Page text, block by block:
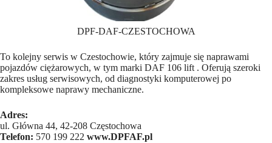
DPF-DAF-CZESTOCHOWA
To kolejny serwis w Czestochowie, który zajmuje się naprawami
pojazdów ciężarowych, w tym marki DAF 106 lift . Oferują szeroki
zakres usług serwisowych, od diagnostyki komputerowej po
kompleksowe naprawy mechaniczne.
Adres:
ul. Główna 44, 42-208 Częstochowa
Telefon: 570 199 222 www.DPFAF.pl